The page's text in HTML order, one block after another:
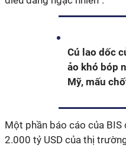
Cú lao dốc
ảo khó bóp
Mỹ, mấu
Một phần báo cáo của
2.000 tỷ USD của thị